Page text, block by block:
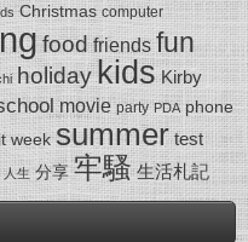
Christmas computer
food friends fun
holidaykids Kirby
movie party PDA phone
week summer test
人生 分享 牢騷 生活札記